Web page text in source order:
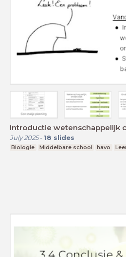
Introductie wetenschappelijk
July 2025- 18 slides
Biologie Middelbare school havo